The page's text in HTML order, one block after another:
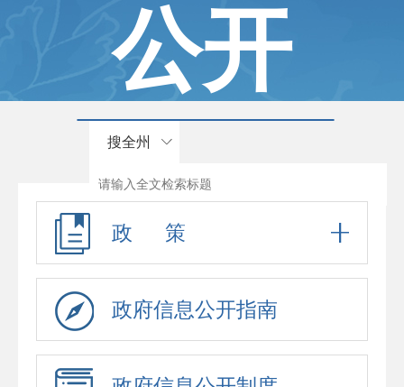
公开
搜全州
政 策
政府信息公开指南